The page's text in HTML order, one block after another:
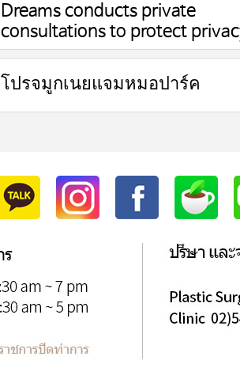
Dreams conducts private
consultations to protect
โปรจมูกเนยแจมหมอปาร์ค